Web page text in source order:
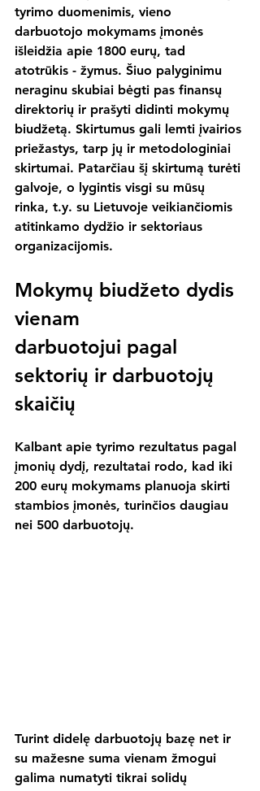
tyrimo duomenimis, vieno
darbuotojo mokymams įmonės
išleidžia apie 1800 eurų, tad
atotrūkis - žymus. Šiuo palyginimu
neraginu skubiai bėgti pas finansų
direktorių ir prašyti didinti mokymų
biudžetą. Skirtumus gali lemti įvairios
priežastys, tarp jų ir metodologiniai
skirtumai. Patarčiau šį skirtumą turėti
galvoje, o lygintis visgi su mūsų
rinka, t.y. su Lietuvoje veikiančiomis
atitinkamo dydžio ir sektoriaus
organizacijomis.
Mokymų biudžeto dydis
vienam
darbuotojui pagal
sektorių ir darbuotojų
skaičių
Kalbant apie tyrimo rezultatus pagal
įmonių dydį, rezultatai rodo, kad iki
200 eurų mokymams planuoja skirti
stambios įmonės, turinčios daugiau
nei 500 darbuotojų.
Turint didelę darbuotojų bazę net ir
su mažesne suma vienam žmogui
galima numatyti tikrai solidų